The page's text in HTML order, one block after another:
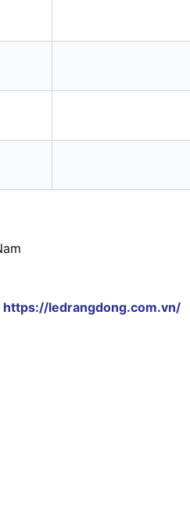
https://ledrangdong.com.vn/